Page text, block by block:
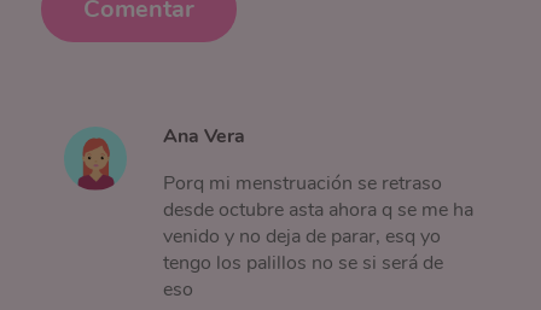
Comentar
Ana Vera
Porq mi menstruación se retraso
desde octubre asta ahora q se me ha
venido y no deja de parar, esq yo
tengo los palillos no se si será de
eso